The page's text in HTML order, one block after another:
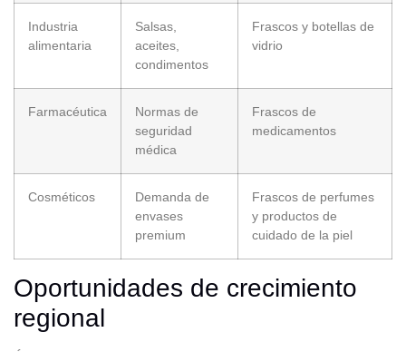
Industria
alimentaria
Salsas,
aceites,
condimentos
Frascos y botellas de
vidrio
Farmacéutica
Normas de
seguridad
médica
Frascos de
medicamentos
Cosméticos
Demanda de
envases
premium
Frascos de perfumes
y productos de
cuidado de la piel
Oportunidades de crecimiento
regional